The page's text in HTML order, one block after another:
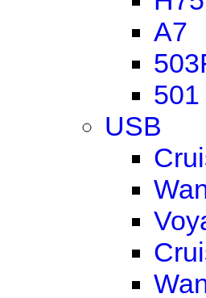
A7
501
USB